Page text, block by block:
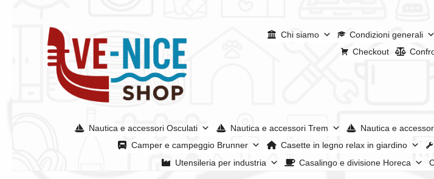
alla
navigazione
contenuto
Chi siamo Condizioni generali
Checkout
Nautica e accessori Osculati Nautica e accessori Trem Nautica e
Camper e campeggio Brunner
Casette in legno relax in giardino
Utensileria per industria
Casalingo e divisione Horeca